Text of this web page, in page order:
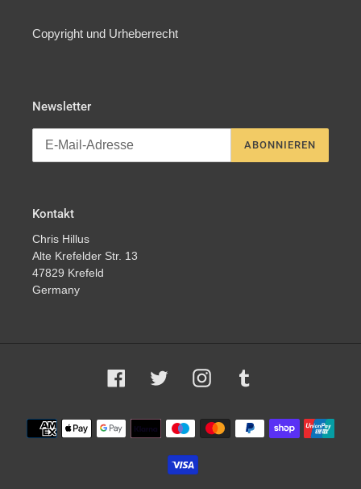
Copyright und Urheberrecht
Newsletter
ABONNIEREN
Kontakt
Chris Hillus
Alte Krefelder Str. 13
47829 Krefeld
Germany
Facebook Twitter Instagram
Zahlungsmethoden